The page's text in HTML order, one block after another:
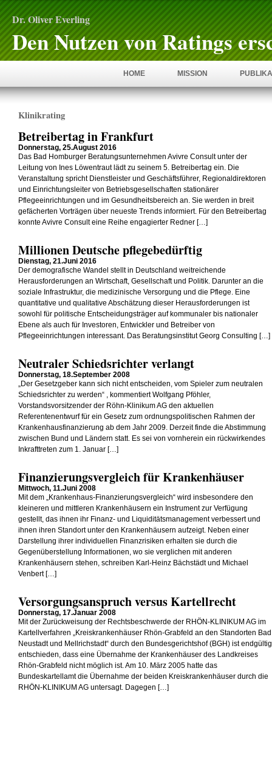
Dr. Oliver Everling
Den Nutzen von Ratings
HOME MISSION
Klinikrating
Betreibertag in Frankfurt
Donnerstag, 25.August 2016
Das Bad Homburger Beratungsunternehmen Avivre Consult unter der
Leitung von Ines Löwentraut lädt zu seinem 5. Betreibertag ein. Die
Veranstaltung spricht Dienstleister und Geschäftsführer, Regionaldirektoren
und Einrichtungsleiter von Betriebsgesellschaften stationärer
Pflegeeinrichtungen und im Gesundheitsbereich an. Sie werden in breit
gefächerten Vorträgen über neueste Trends informiert. Für den Betreibertag
konnte Avivre Consult eine Reihe engagierter Redner […]
Millionen Deutsche pflegebedürftig
Dienstag, 21.Juni 2016
Der demografische Wandel stellt in Deutschland weitreichende
Herausforderungen an Wirtschaft, Gesellschaft und Politik. Darunter an die
soziale Infrastruktur, die medizinische Versorgung und die Pflege. Eine
quantitative und qualitative Abschätzung dieser Herausforderungen ist
sowohl für politische Entscheidungsträger auf kommunaler bis nationaler
Ebene als auch für Investoren, Entwickler und Betreiber von
Pflegeeinrichtungen interessant. Das Beratungsinstitut Georg Consulting […]
Neutraler Schiedsrichter verlangt
Donnerstag, 18.September 2008
„Der Gesetzgeber kann sich nicht entscheiden, vom Spieler zum neutralen
Schiedsrichter zu werden“ , kommentiert Wolfgang Pföhler,
Vorstandsvorsitzender der Röhn-Klinikum AG den aktuellen
Referentenentwurf für ein Gesetz zum ordnungspolitischen Rahmen der
Krankenhausfinanzierung ab dem Jahr 2009. Derzeit finde die Abstimmung
zwischen Bund und Ländern statt. Es sei von vornherein ein rückwirkendes
Inkrafttreten zum 1. Januar […]
Finanzierungsvergleich für Krankenhäuser
Mittwoch, 11.Juni 2008
Mit dem „Krankenhaus-Finanzierungsvergleich“ wird insbesondere den
kleineren und mittleren Krankenhäusern ein Instrument zur Verfügung
gestellt, das ihnen ihr Finanz- und Liquiditätsmanagement verbessert und
ihnen ihren Standort unter den Krankenhäusern aufzeigt. Neben einer
Darstellung ihrer individuellen Finanzrisiken erhalten sie durch die
Gegenüberstellung Informationen, wo sie verglichen mit anderen
Krankenhäusern stehen, schreiben Karl-Heinz Bächstädt und Michael
Venbert […]
Versorgungsanspruch versus Kartellrecht
Donnerstag, 17.Januar 2008
Mit der Zurückweisung der Rechtsbeschwerde der RHÖN-KLINIKUM AG im
Kartellverfahren „Kreiskrankenhäuser Rhön-Grabfeld an den Standorten Bad
Neustadt und Mellrichstadt“ durch den Bundesgerichtshof (BGH) ist endgültig
entschieden, dass eine Übernahme der Krankenhäuser des Landkreises
Rhön-Grabfeld nicht möglich ist. Am 10. März 2005 hatte das
Bundeskartellamt die Übernahme der beiden Kreiskrankenhäuser durch die
RHÖN-KLINIKUM AG untersagt. Dagegen […]